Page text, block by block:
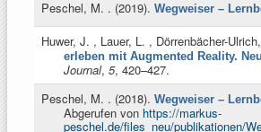
Peschel, M. . (2019). Wegweiser –
Huwer, J. , Lauer, L. , Dörrenbächer-
erleben mit Augmented Reality.
Journal, 5, 420–427.
Peschel, M. . (2018). Wegweiser –
Abgerufen von https://markus-
peschel.de/files_neu/publikationen/